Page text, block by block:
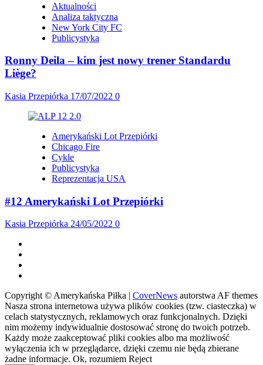
Aktualności
Analiza taktyczna
New York City FC
Publicystyka
Ronny Deila – kim jest nowy trener Standardu
Liège?
Kasia Przepiórka 17/07/2022 0
Amerykański Lot Przepiórki
Chicago Fire
Cykle
Publicystyka
Reprezentacja USA
#12 Amerykański Lot Przepiórki
Kasia Przepiórka 24/05/2022 0
Copyright © Amerykańska Piłka | CoverNews autorstwa AF themes
Nasza strona internetowa używa plików cookies (tzw. ciasteczka) w
celach statystycznych, reklamowych oraz funkcjonalnych. Dzięki
nim możemy indywidualnie dostosować stronę do twoich potrzeb.
Każdy może zaakceptować pliki cookies albo ma możliwość
wyłączenia ich w przeglądarce, dzięki czemu nie będą zbierane
żadne informacje. Ok, rozumiem Reject